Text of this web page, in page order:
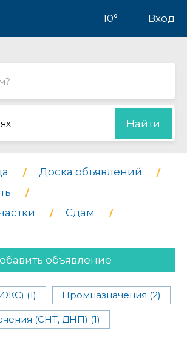
10° Вход
Найти
Доска объявлений
Сдам
объявление
(1) Промназначения (2)
(СНТ, ДНП) (1)